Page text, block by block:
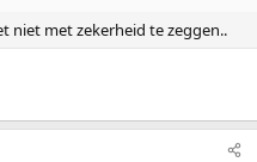
niet met zekerheid te zeggen..